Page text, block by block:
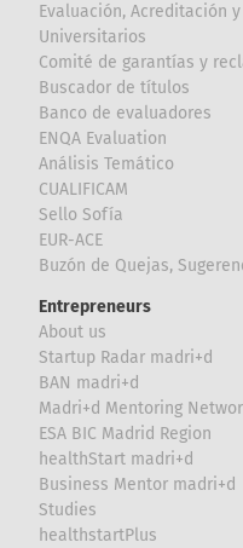
Evaluación, Acreditación
Universitarios
Comité de garantías y
Buscador de títulos
Banco de evaluadores
ENQA Evaluation
Análisis Temático
CUALIFICAM
Sello Sofía
EUR-ACE
Buzón de Quejas,
Entrepreneurs
About us
Startup Radar madri+d
BAN madri+d
Madri+d Mentoring
ESA BIC Madrid Region
healthStart madri+d
Business Mentor madri+d
Studies
healthstartPlus